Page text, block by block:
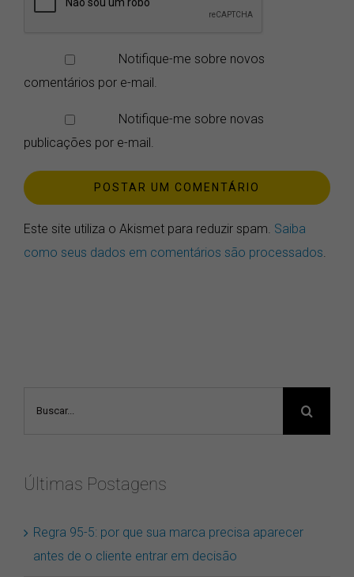
Notifique-me sobre novos
comentários por e-mail.
Notifique-me sobre novas
publicações por e-mail.
Este site utiliza o Akismet para reduzir spam. Saiba
como seus dados em comentários são processados.
Últimas Postagens
Regra 95-5: por que sua marca precisa aparecer
antes de o cliente entrar em decisão